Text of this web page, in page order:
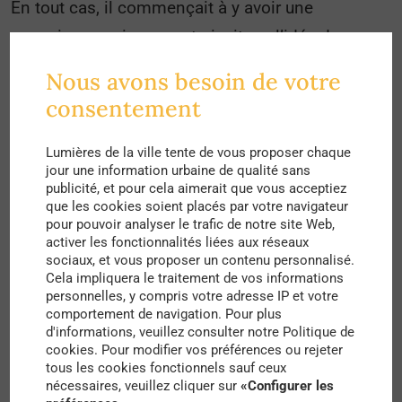
En tout cas, il commençait à y avoir une
conscience qui se construisait sur l’idée de
Beaux-Arts, nous n’avons jamais eu
d’enseignement sur la question du logement. À
nos yeux, elle nous paraissait pourtant essentielle
! En 1966, j’ai donc organisé une grève pour que
les étudiants puissent avoir un projet de
logement social. Dans toutes les agences, les
architectes concevaient des kilomètres de barres
et de logements sociaux, avec Sarcelles et tous
les grands ensembles, alors qu’en école, nous
n’avions rien !
J’étais accompagné d’un tas de copains, dont
Nous avons besoin de votre
consentement
Lumières de la ville tente de vous proposer chaque
jour une information urbaine de qualité sans
publicité, et pour cela aimerait que vous acceptiez
que les cookies soient placés par votre navigateur
pour pouvoir analyser le trafic de notre site Web,
activer les fonctionnalités liées aux réseaux
sociaux, et vous proposer un contenu personnalisé.
Cela impliquera le traitement de vos informations
personnelles, y compris votre adresse IP et votre
comportement de navigation. Pour plus
d'informations, veuillez consulter notre Politique de
cookies. Pour modifier vos préférences ou rejeter
tous les cookies fonctionnels sauf ceux
nécessaires, veuillez cliquer sur«Configurer les